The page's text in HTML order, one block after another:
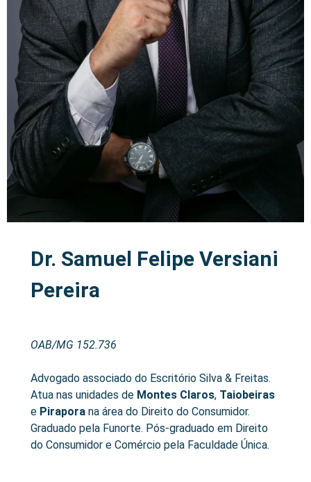
Dr. Samuel Felipe Versiani
Pereira
OAB/MG 152.736
Advogado associado do Escritório Silva & Freitas.
Atua nas unidades de Montes Claros, Taiobeiras
e Piraporana área do Direito do Consumidor.
Graduado pela Funorte. Pós-graduado em Direito
do Consumidor e Comércio pela Faculdade Única.